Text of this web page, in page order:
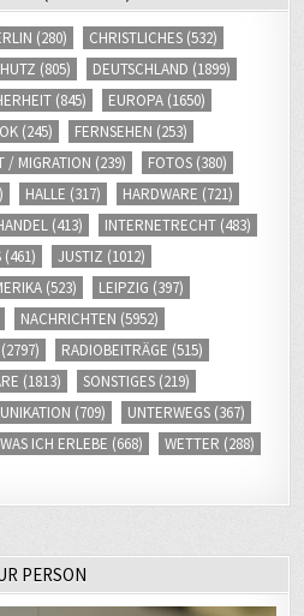
(280) CHRISTLICHES (532)
(805) DEUTSCHLAND (1899)
(845) EUROPA (1650)
(245) FERNSEHEN (253)
/ MIGRATION (239) FOTOS (380)
HALLE (317) HARDWARE (721)
(413) INTERNETRECHT (483)
(461) JUSTIZ (1012)
(523) LEIPZIG (397)
NACHRICHTEN (5952)
(2797) RADIOBEITRÄGE (515)
(1813) SONSTIGES (219)
(709) UNTERWEGS (367)
WAS ICH ERLEBE (668) WETTER (288)
PERSON